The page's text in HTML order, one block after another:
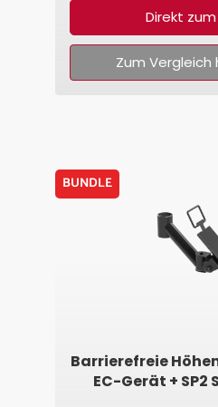
Direkt
Zum Vergleich
BUNDLE
Barrierefreie
EC-Gerät +